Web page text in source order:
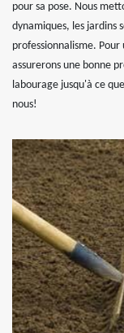
pour sa pose. Nous
dynamiques, les jardins
professionnalisme.
assurerons une bonne
labourage jusqu'à ce
nous!